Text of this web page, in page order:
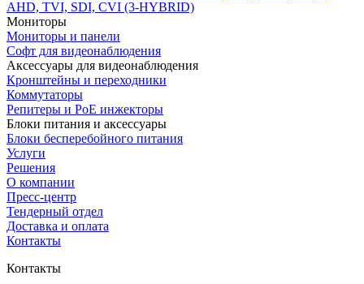
AHD, TVI, SDI, CVI (3-HYBRID)
Мониторы
Мониторы и панели
Софт для видеонаблюдения
Аксессуары для видеонаблюдения
Кронштейны и переходники
Коммутаторы
Репитеры и PoE инжекторы
Блоки питания и аксессуары
Блоки бесперебойного питания
Услуги
Решения
О компании
Пресс-центр
Тендерный отдел
Доставка и оплата
Контакты
Контакты